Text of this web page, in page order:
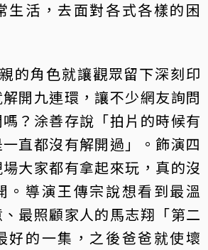
生活，去面對各式各樣的困
的角色就讓觀眾留下深刻印
開九連環，讓不少網友詢問
？涂善存說「拍片的時候有
直都沒有解開過」。飾演四
大家都有拿起來玩，真的沒
。導演王傳宗說想看到最溫
最照顧家人的馬志翔「第二
好的一集，之後爸爸就使壞